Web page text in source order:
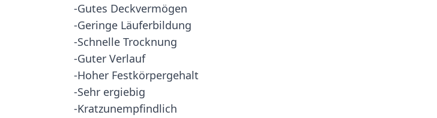
-Gutes Deckvermögen
-Geringe Läuferbildung
-Schnelle Trocknung
-Guter Verlauf
-Hoher Festkörpergehalt
-Sehr ergiebig
-Kratzunempfindlich